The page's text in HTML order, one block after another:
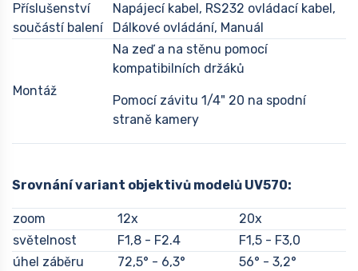
Příslušenství
součástí balení
Napájecí kabel, RS232 ovládací kabel,
Dálkové ovládání, Manuál
Montáž
Na zeď a na stěnu pomocí
kompatibilních držáků
Pomocí závitu 1/4" 20 na spodní
straně kamery
Srovnání variant objektivů modelů UV570:
zoom 12x
20x
světelnost
F1,8 - F2.4
F1,5 - F3,0
úhel záběru
72,5° - 6,3° 56° - 3,2°